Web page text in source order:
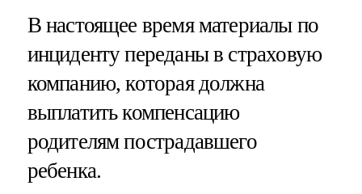
В настоящее время материалы по
инциденту переданы в страховую
компанию, которая должна
выплатить компенсацию
родителям пострадавшего
ребенка.